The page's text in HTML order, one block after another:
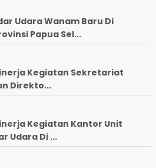
Udara Wanam Baru Di
Papua Sel...
Kegiatan Sekretariat
Direkto...
Kegiatan Kantor Unit
Udara Di ...